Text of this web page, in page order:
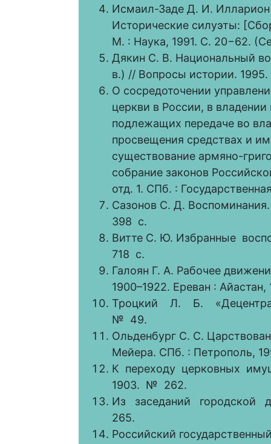
Исмаил-Заде Д. И.
Исторические силуэты:
М. : Наука, 1991. С. 20−62.
Дякин С. В. Национальный
в.) // Вопросы истории.
О сосредоточении
церкви в России, в
подлежащих передаче во
просвещения средствах и
существование армяно-
собрание законов
отд. 1. СПб. :
Сазонов С. Д.
398 с.
Витте С. Ю. Избранные
718 с.
Галоян Г. А. Рабочее
1900–1922. Ереван : Айастан,
Троцкий Л. Б.
№ 49.
Ольденбург С. С.
Мейера. СПб. : Петрополь,
К переходу церковных
1903. № 262.
Из заседаний
265.
Российский